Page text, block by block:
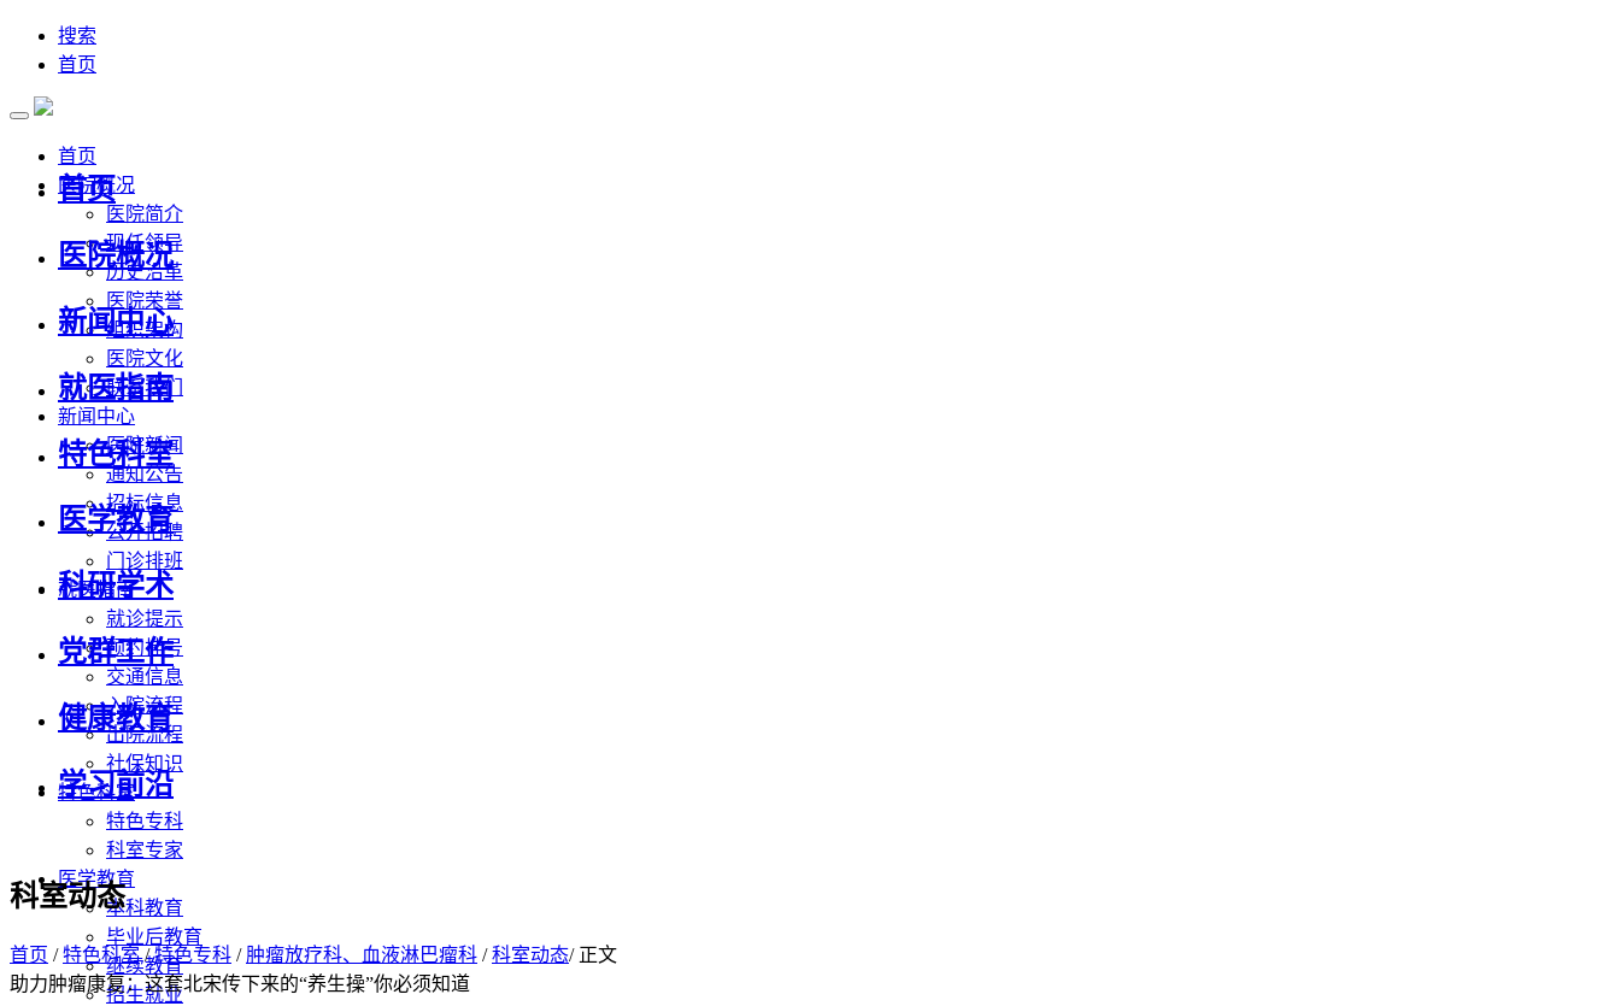
搜索
首页
首页
医院概况
医院简介
现任领导
历史沿革
医院荣誉
组织架构
医院文化
联系我们
新闻中心
医院新闻
通知公告
招标信息
公开招聘
门诊排班
就医指南
就诊提示
预约挂号
交通信息
入院流程
出院流程
社保知识
特色科室
特色专科
科室专家
医学教育
本科教育
毕业后教育
继续教育
招生就业
首页
医院概况
新闻中心
就医指南
特色科室
医学教育
科研学术
党群工作
健康教育
学习前沿
科室动态
首页 /特色科室/特色专科 / 肿瘤放疗科、血液淋巴瘤科 /科室动态/ 正文
助力肿瘤康复：这套北宋传下来的“养生操”你必须知道